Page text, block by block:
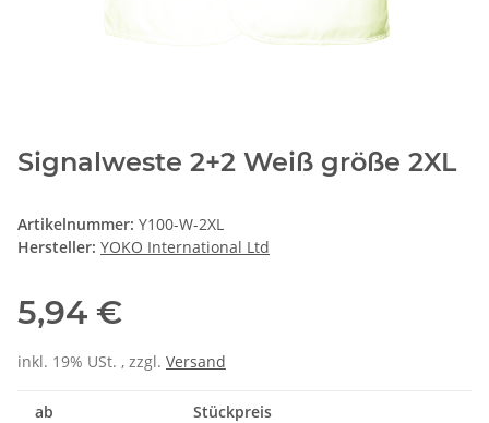
Signalweste 2+2 Weiß größe 2XL
Artikelnummer: Y100-W-2XL
Hersteller: YOKO International Ltd
5,94 €
inkl. 19% USt. , zzgl. Versand
ab Stückpreis